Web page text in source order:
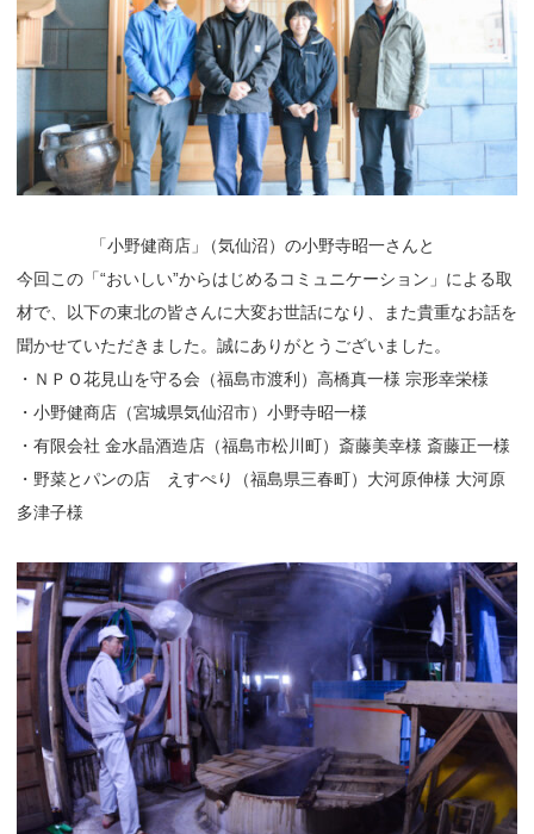
「小野健商店 」
（気仙沼）の小野寺昭一さんと
今回この「“おいしい”からはじめるコミュニケーション」による取
材で、以下の東北の皆さんに大変お世話になり、また貴重なお話を
聞かせていただきました。誠にありがとうございました。
・ＮＰＯ花見山を守る会（福島市渡利）高橋真一様 宗形幸栄様
・小野健商店（宮城県気仙沼市）小野寺昭一様
・有限会社 金水晶酒造店（福島市松川町）斎藤美幸様 斎藤正一様
・野菜とパンの店 えすぺり（福島県三春町）大河原伸様 大河原
多津子様